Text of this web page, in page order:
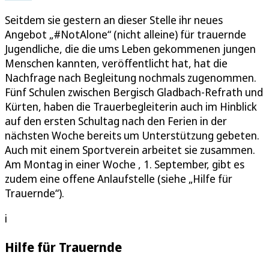
Seitdem sie gestern an dieser Stelle ihr neues
Angebot „#NotAlone“ (nicht alleine) für trauernde
Jugendliche, die die ums Leben gekommenen jungen
Menschen kannten, veröffentlicht hat, hat die
Nachfrage nach Begleitung nochmals zugenommen.
Fünf Schulen zwischen Bergisch Gladbach-Refrath und
Kürten, haben die Trauerbegleiterin auch im Hinblick
auf den ersten Schultag nach den Ferien in der
nächsten Woche bereits um Unterstützung gebeten.
Auch mit einem Sportverein arbeitet sie zusammen.
Am Montag in einer Woche , 1. September, gibt es
zudem eine offene Anlaufstelle (siehe „Hilfe für
Trauernde“).
i
Hilfe für Trauernde